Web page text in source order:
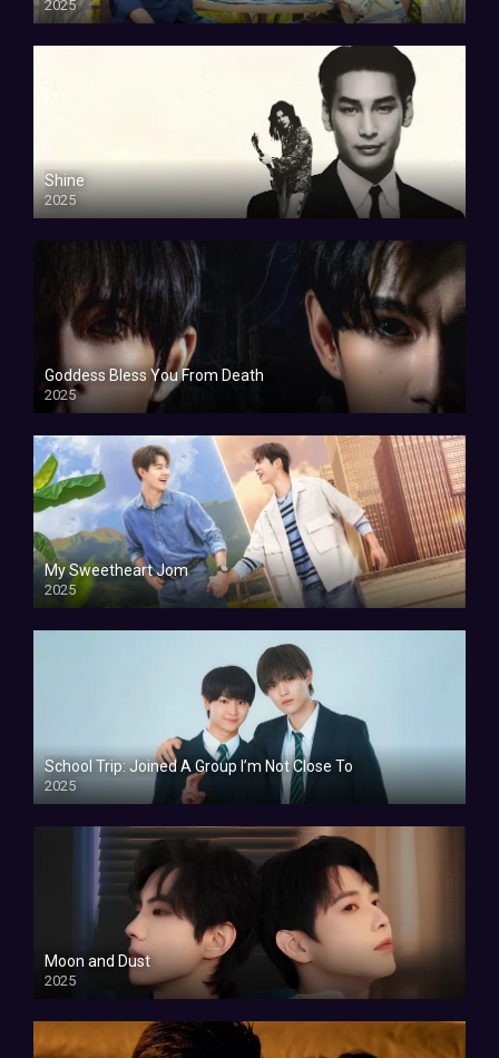
2025
Shine
2025
Goddess Bless You From Death
2025
My Sweetheart Jom
2025
School Trip: Joined A Group I’m Not Close To
2025
Moon and Dust
2025